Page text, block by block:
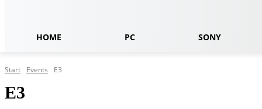
HOME PC SONY
Start Events E3
E3